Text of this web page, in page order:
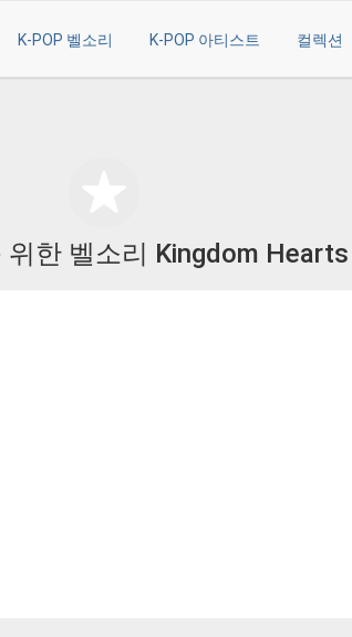
K-POP 벨소리 K-POP 아티스트 컬렉션
위한 벨소리 Kingdom